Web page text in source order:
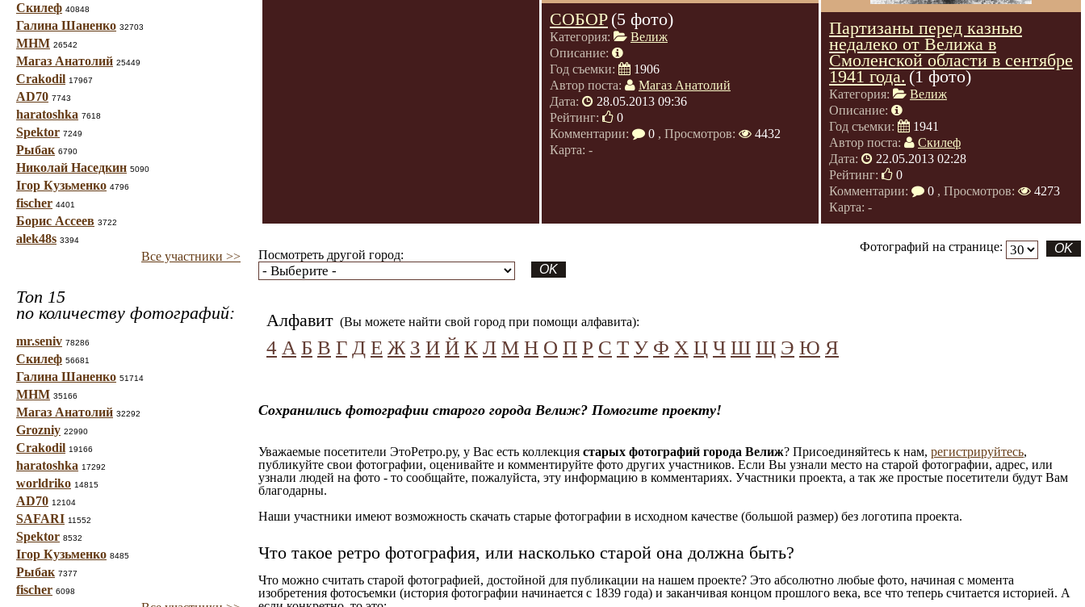
Скилеф 40848
Галина Шаненко 32703
МНМ 26542
Магаз Анатолий 25449
Crakodil 17967
AD70 7743
haratoshka 7618
Spektor 7249
Рыбак 6790
Николай Наседкин 5090
Ігор Кузьменко 4796
fischer 4401
Борис Ассеев 3722
alek48s 3394
Все участники >>
Топ 15
по количеству фотографий:
mr.seniv 78286
Скилеф 56681
Галина Шаненко 51714
МНМ 35166
Магаз Анатолий 32292
Grozniy 22990
Crakodil 19166
haratoshka 17292
worldriko 14815
AD70 12104
SAFARI 11552
Spektor 8532
Ігор Кузьменко 8485
Рыбак 7377
fischer 6098
СОБОР (5 фото)
Категория:
Велиж
Описание:
Год съемки:
1906
Автор поста:
Магаз Анатолий
Дата:
28.05.2013 09:36
Рейтинг:
0
Комментарии:
0 , Просмотров:
4432
Карта: -
Партизаны перед казнью
недалеко от Велижа в
Смоленской области в сентябре
1941 года.(1 фото)
Категория:
Велиж
Описание:
Год съемки:
1941
Автор поста:
Скилеф
Дата:
22.05.2013 02:28
Рейтинг:
0
Комментарии:
0 , Просмотров:
4273
Карта: -
Посмотреть другой город:
Фотографий на странице:
Алфавит (Вы можете найти свой город при помощи алфавита):
4 А Б В Г Д Е Ж З И Й К Л М Н О П Р С Т У Ф Х Ц Ч Ш Щ Э Ю Я
Сохранились фотографии старого города Велиж? Помогите проекту!
Уважаемые посетители ЭтоРетро.ру, у Вас есть коллекция старых фотографий города Велиж? Присоединяйтесь к нам, регистрируйтесь,
публикуйте свои фотографии, оценивайте и комментируйте фото других участников. Если Вы узнали место на старой фотографии, адрес, или
узнали людей на фото - то сообщайте, пожалуйста, эту информацию в комментариях. Участники проекта, а так же простые посетители будут Вам
благодарны.
Наши участники имеют возможность скачать старые фотографии в исходном качестве (большой размер) без логотипа проекта.
Что такое ретро фотография, или насколько старой она должна быть?
Что можно считать старой фотографией, достойной для публикации на нашем проекте? Это абсолютно любые фото, начиная c момента
изобретения фотосъемки (история фотографии начинается с 1839 года) и заканчивая концом прошлого века, все что теперь считается историей. А